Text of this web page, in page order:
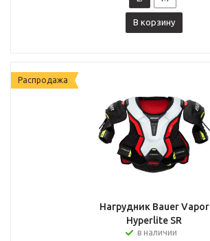
В корзину
Распродажа
Нагрудник Bauer Vapor
Hyperlite SR
в наличии